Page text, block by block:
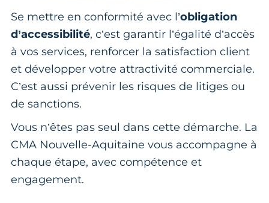
Se mettre en conformité avec l’obligation
d’accessibilité, c’est garantir l’égalité d’accès
à vos services, renforcer la satisfaction client
et développer votre attractivité commerciale.
C’est aussi prévenir les risques de litiges ou
de sanctions.
Vous n’êtes pas seul dans cette démarche. La
CMA Nouvelle-Aquitaine vous accompagne à
chaque étape, avec compétence et
engagement.